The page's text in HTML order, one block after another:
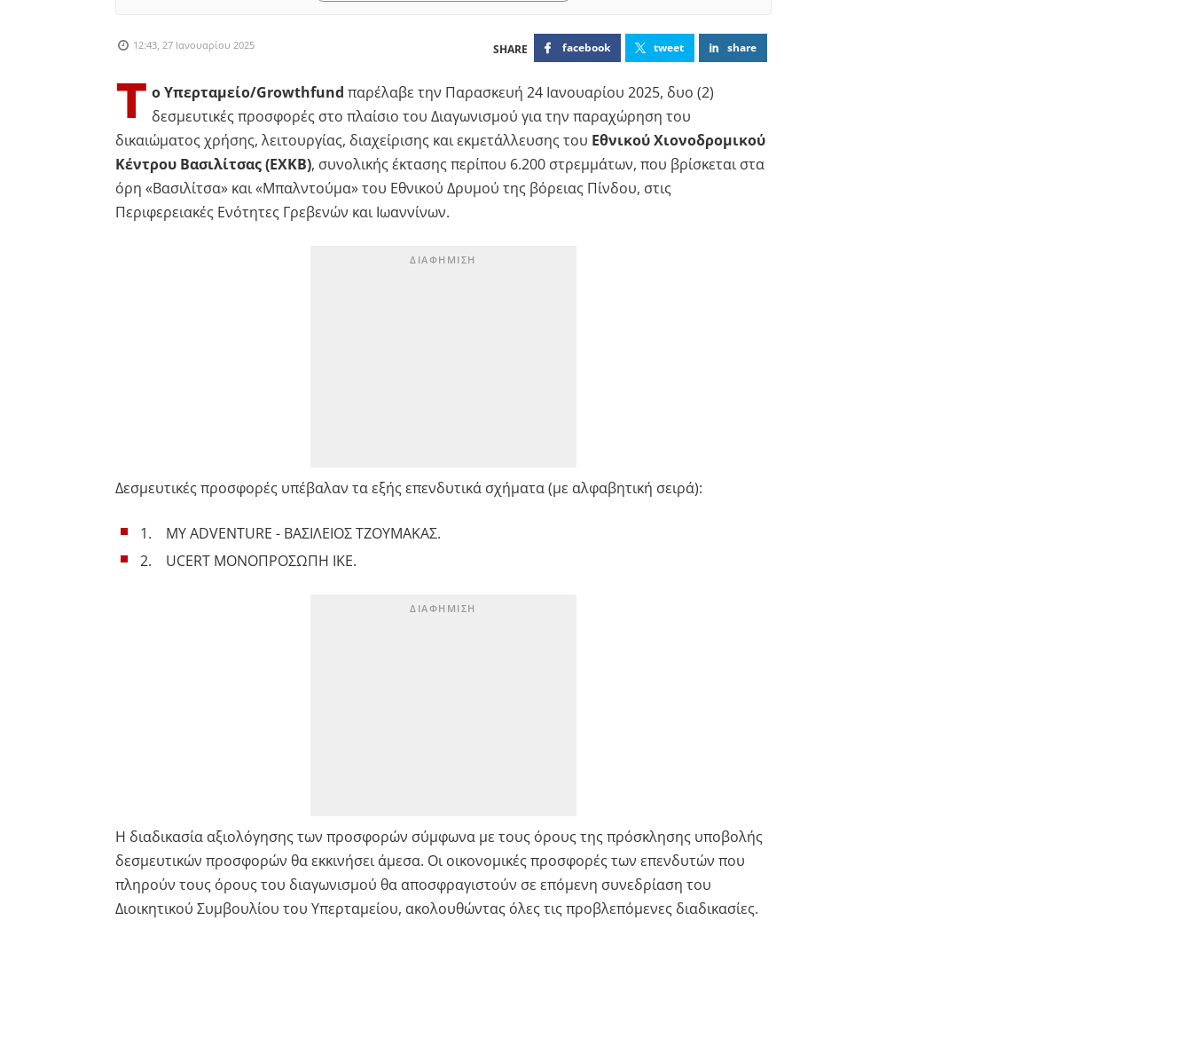
12:43, 27 Ιανουαρίου 2025 facebook tweet share
Τ ο Υπερταμείο/Growthfund παρέλαβε την Παρασκευή 24 Ιανουαρίου 2025, δυο (2)
δεσμευτικές προσφορές στο πλαίσιο του Διαγωνισμού για την παραχώρηση του
δικαιώματος χρήσης, λειτουργίας, διαχείρισης και εκμετάλλευσης του Εθνικού Χιονοδρομικού
Κέντρου Βασιλίτσας (ΕΧΚΒ), συνολικής έκτασης περίπου 6.200 στρεμμάτων, που βρίσκεται στα
όρη «Βασιλίτσα» και «Μπαλντούμα» του Εθνικού Δρυμού της βόρειας Πίνδου, στις
Περιφερειακές Ενότητες Γρεβενών και Ιωαννίνων.
Δεσμευτικές προσφορές υπέβαλαν τα εξής επενδυτικά σχήματα (με αλφαβητική σειρά):
1. MY ADVENTURE - ΒΑΣΙΛΕΙΟΣ ΤΖΟΥΜΑΚΑΣ.
2. UCERT ΜΟΝΟΠΡΟΣΩΠΗ ΙΚΕ.
Η διαδικασία αξιολόγησης των προσφορών σύμφωνα με τους όρους της πρόσκλησης υποβολής
δεσμευτικών προσφορών θα εκκινήσει άμεσα. Οι οικονομικές προσφορές των επενδυτών που
πληρούν τους όρους του διαγωνισμού θα αποσφραγιστούν σε επόμενη συνεδρίαση του
Διοικητικού Συμβουλίου του Υπερταμείου, ακολουθώντας όλες τις προβλεπόμενες διαδικασίες.